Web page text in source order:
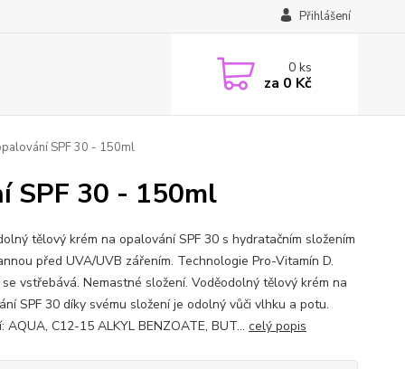
Přihlášení
0ks
za 0 Kč
SPF 30 - 150ml
SPF 30 - 150ml
tělový krém na opalování SPF 30 s hydratačním složením
před UVA/UVB zářením. Technologie Pro-Vitamín D.
vstřebává. Nemastné složení. Voděodolný tělový krém na
SPF 30 díky svému složení je odolný vůči vlhku a potu.
AQUA, C12-15 ALKYL BENZOATE, BUT... celý popis